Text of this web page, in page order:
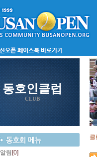
동호인클럽
CLUB
알림 [0]
클